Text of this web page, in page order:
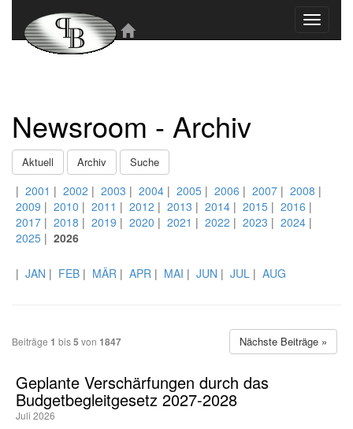
Toggle
Newsroom - Archiv
Aktuell Archiv Suche
| 2001 | 2002 | 2003 | 2004 | 2005 | 2006 | 2007 | 2008 |
2009 | 2010 | 2011 | 2012 | 2013 | 2014 | 2015 | 2016 |
2017 | 2018 | 2019 | 2020 | 2021 | 2022 | 2023 | 2024 |
2025 | 2026
| JAN | FEB | MÄR | APR | MAI | JUN | JUL | AUG
Beiträge 1 bis5 von 1847 Nächste Beiträge »
Geplante Verschärfungen durch das
Budgetbegleitgesetz 2027-2028
Juli 2026